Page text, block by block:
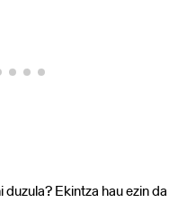
Ekintza hau ezin da